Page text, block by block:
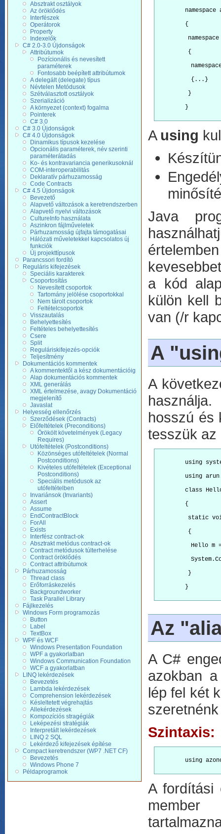
Absztrakt osztályok
Az öröklődés
Interfészek
Operátorok
Property
Indexelők
C# 2.0-3.0 Újdonságok
Attribútumok
Pozícionális és nevesített
paraméterek
Fontosabb beépített attribútumok
A delegált (delegate) típus
Névtelen Metódusok
Szétválasztott osztályok
Szerializáció
A környezet (context) fogalma
Pointerek
C# 3.0
C# 3.0 Újdonságok
C# 4.0 Újdonságok
Dinamikus típusok kezelése
Opcionális paraméterek, név szerinti
paraméterátadás
Ko- és kontravariancia generikusoknál
COM-interoperabilitás
Deklaratív párhuzamosság
Code Contracts
C# 4.5 Újdonságok
Bevezető
Alapvető változások a keretrendszerben
Alapvető nyelvi változások
CultureInfo használata
Aszinkron fájlműveletek
Párhuzamosság újfajta támogatásai
Hálózati műveletekkel kapcsolatos új
funkciók
Új projekttípusok
Parancssori fordító
Reguláris kifejezések
Speciális karakterek
Csoportosítás
Nevesített csoportok
Tartomány jelölése csoportokkal
Nem tárolt csoportok
Feltételcsoportok
Visszautalás
Behelyettesítés
Feltételes behelyettesítés
Csere
Split
Reguláriskifejezés-opciók
Teljesítmény
Dokumentációs kommentek
A kommentektől a kész dokumentációig
Alap dokumentációs kommentek
XML generálás
XML értelmezése, avagy Dokumentáció
megjelenítő
Javaslat
Helyesség ellenőrzés
Szerződések (Contracts)
Előfeltételek (Preconditions)
Örökölt követelmények (Legacy
Requires)
Utófeltételek (Postconditions)
Közönséges utófeltételek (Normal
Postconditions)
Kivételes utófeltételek (Exceptional
Postconditions)
Speciális metódusok az
utófeltételben
Invariánsok (Invariants)
Assert
Assume
EndContractBlock
ForAll
Exists
Interfész contract-ok
Absztrakt metódus contract-ok
Contract metódusok túlterhelése
Contract öröklődés
Contract attribútumok
Párhuzamosság
Thread class
Erőforráskezelés
Backgroundworker
Task Parallel Library
Fájlkezelés
Windows Form programozás
Button
Label
TextBox
WPF és WCF
Windows Presentation Foundation
WPF a gyakorlatban
Windows Communication Foundation
WCF a gyakorlatban
LINQ lekérdezések
Bevezetés
Lambda lekérdezések
Comprehension lekérdezések
Késleltetett végrehajtás
Allekérdezések
Kompozíciós stragégiák
Leképezési stratégiák
Interpretált lekérdezések
LINQ 2 SQL
Lekérdező kifejezések építése
Compact keretrendszer (WP7 .NET CF)
Bevezetés
Windows Phone 7
Példaprogramok
namespace
        {
namespace
         {
          {...}
         }
        }
A using
Java
a kód
külön kell
van (/r
A
A
hosszú és
tesszük az
using
using
class
        {
static
         {
Hello m
         }
        }
Az
A C#
azokban
lép fel két
Szintaxis:
using
A fordítási
member